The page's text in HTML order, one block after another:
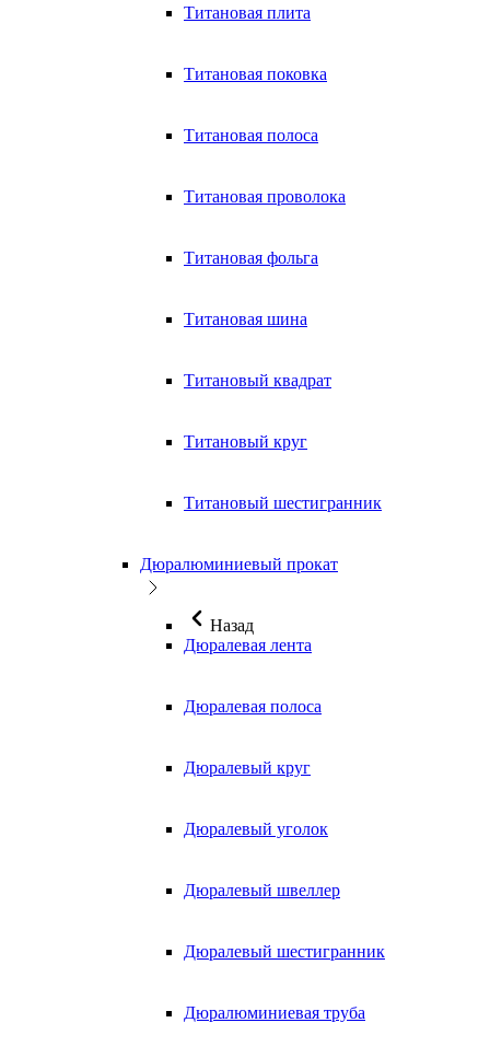
Титановая плита
Титановая поковка
Титановая полоса
Титановая проволока
Титановая фольга
Титановая шина
Титановый квадрат
Титановый круг
Титановый шестигранник
Дюралюминиевый прокат
Назад
Дюралевая лента
Дюралевая полоса
Дюралевый круг
Дюралевый уголок
Дюралевый швеллер
Дюралевый шестигранник
Дюралюминиевая труба